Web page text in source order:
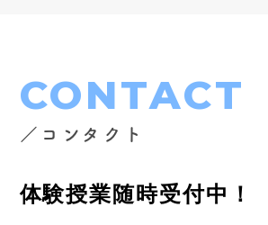
CONTACT
／コンタクト
体験授業随時受付中！